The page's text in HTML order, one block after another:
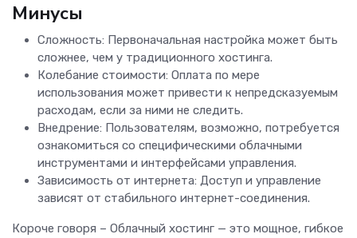
Минусы
Сложность: Первоначальная настройка может быть
сложнее, чем у традиционного хостинга.
Колебание стоимости: Оплата по мере
использования может привести к непредсказуемым
расходам, если за ними не следить.
Внедрение: Пользователям, возможно, потребуется
ознакомиться со специфическими облачными
инструментами и интерфейсами управления.
Зависимость от интернета: Доступ и управление
зависят от стабильного интернет-соединения.
Короче говоря – Облачный хостинг — это мощное, гибкое